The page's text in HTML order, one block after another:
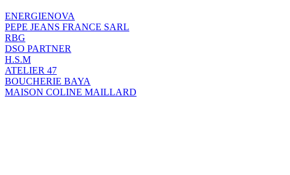
ENERGIENOVA
PEPE JEANS FRANCE SARL
RBG
DSO PARTNER
H.S.M
ATELIER 47
BOUCHERIE BAYA
MAISON COLINE MAILLARD